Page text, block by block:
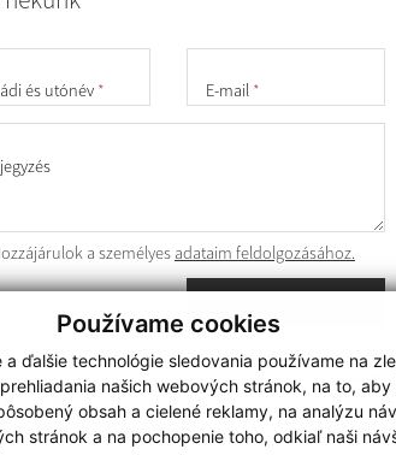
Používame cookies
a ďalšie technológie sledovania používame na
našich webových stránok, na to, aby
obsah a cielené reklamy, na analýzu
stránok a na pochopenie toho, odkiaľ naši
és utónév * E-mail *
a személyes adataim feldolgozásához.
A legutolsó frissítés időpontja:
31.07.2026
használja ki a legfrissebb információk követését az
RSS funkcióval